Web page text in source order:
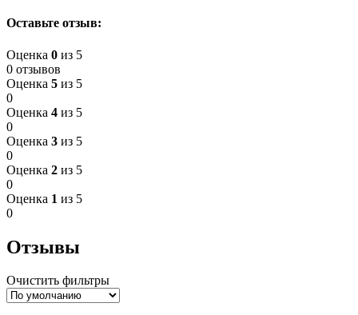
Оставьте отзыв:
Оценка 0 из 5
0 отзывов
Оценка 5 из 5
0
Оценка 4 из 5
0
Оценка 3 из 5
0
Оценка 2 из 5
0
Оценка 1 из 5
0
Отзывы
Очистить фильтры